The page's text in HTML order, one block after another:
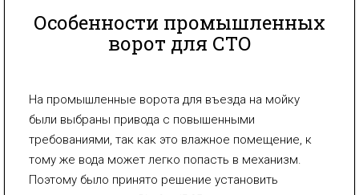
Особенности промышленных
ворот для СТО
На промышленные ворота для въезда на мойку
были выбраны привода с повышенными
требованиями, так как это влажное помещение, к
тому же вода может легко попасть в механизм.
Поэтому было принято решение установить